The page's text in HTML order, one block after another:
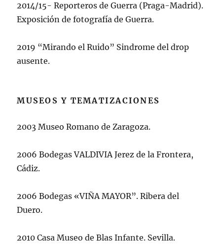
2014/15- Reporteros de Guerra (Praga-Madrid).
Exposición de fotografía de Guerra.
2019 “Mirando el Ruido” Sindrome del drop
ausente.
MUSEOS Y TEMATIZACIONES
2003 Museo Romano de Zaragoza.
2006 Bodegas VALDIVIA Jerez de la Frontera,
Cádiz.
2006 Bodegas «VIÑA MAYOR”. Ribera del
Duero.
2010 Casa Museo de Blas Infante. Sevilla.